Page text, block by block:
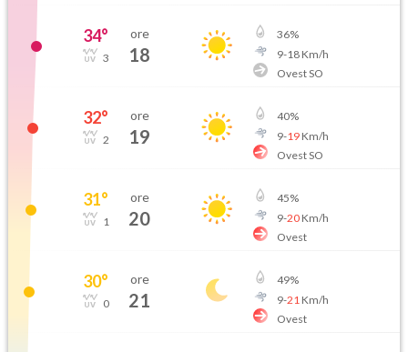
34°
3
ore
18
36%
9-18Km/h
Ovest SO
32°
2
ore
19
40%
9-19Km/h
Ovest SO
31°
1
ore
20
45%
9-20Km/h
Ovest
30°
0
ore
21
49%
9-21 Km/h
Ovest